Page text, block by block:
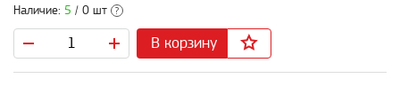
Наличие: 5 / 0 шт ?
В корзину